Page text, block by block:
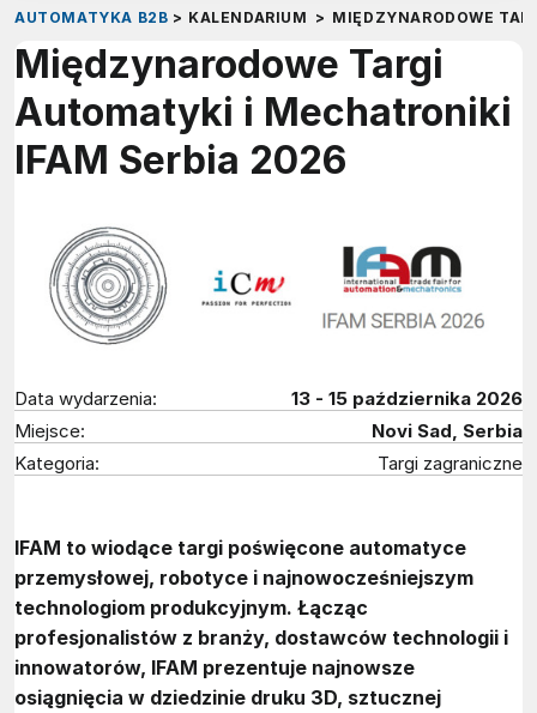
AUTOMATYKA B2B > KALENDARIUM > MIĘDZYNARODOWE
Międzynarodowe Targi
Automatyki i Mechatroniki
IFAM Serbia 2026
Data wydarzenia:
13 - 15 października 2026
Miejsce:
Novi Sad, Serbia
Kategoria:
Targi zagraniczne
IFAM to wiodące targi poświęcone automatyce
przemysłowej, robotyce i najnowocześniejszym
technologiom produkcyjnym. Łącząc
profesjonalistów z branży, dostawców technologii i
innowatorów, IFAM prezentuje najnowsze
osiągnięcia w dziedzinie druku 3D, sztucznej